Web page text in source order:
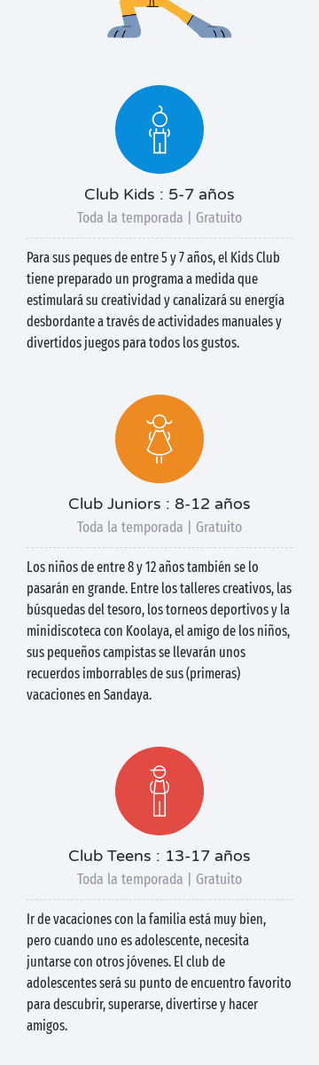
Club Kids : 5-7 años
Toda la temporada | Gratuito
Para sus peques de entre 5 y 7 años, el Kids Club
tiene preparado un programa a medida que
estimulará su creatividad y canalizará su energía
desbordante a través de actividades manuales y
divertidos juegos para todos los gustos.
Club Juniors : 8-12 años
Toda la temporada | Gratuito
Los niños de entre 8 y 12 años también se lo
pasarán en grande. Entre los talleres creativos, las
búsquedas del tesoro, los torneos deportivos y la
minidiscoteca con Koolaya, el amigo de los niños,
sus pequeños campistas se llevarán unos
recuerdos imborrables de sus (primeras)
vacaciones en Sandaya.
Club Teens : 13-17 años
Toda la temporada | Gratuito
Ir de vacaciones con la familia está muy bien,
pero cuando uno es adolescente, necesita
juntarse con otros jóvenes. El club de
adolescentes será su punto de encuentro favorito
para descubrir, superarse, divertirse y hacer
amigos.